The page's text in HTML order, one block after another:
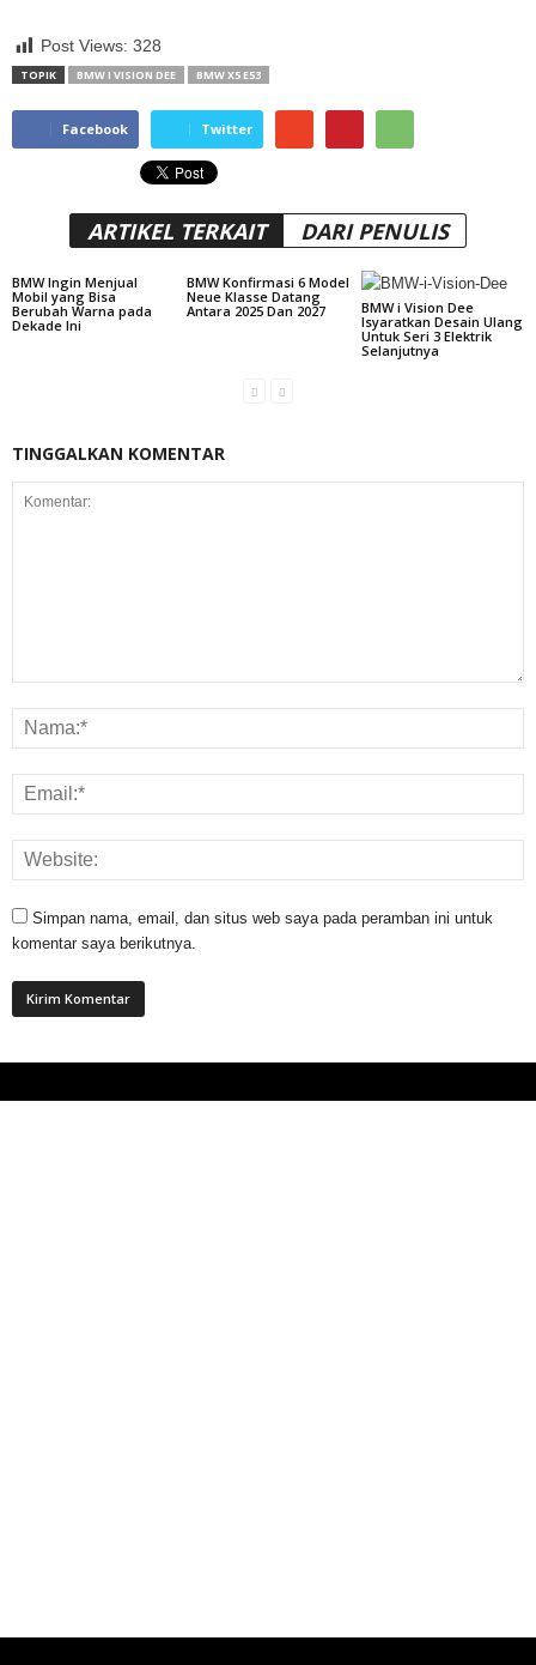
Post Views: 328
TOPIK BMW I VISION DEE BMW X5 E53
Facebook Twitter
ARTIKEL TERKAIT DARI PENULIS
BMW Ingin Menjual
Mobil yang Bisa
Berubah Warna pada
Dekade Ini
BMW Konfirmasi 6 Model
Neue Klasse Datang
Antara 2025 Dan 2027
BMW i Vision Dee
Isyaratkan Desain Ulang
Untuk Seri 3 Elektrik
Selanjutnya
TINGGALKAN KOMENTAR
Simpan nama, email, dan situs web saya pada peramban ini untuk
komentar saya berikutnya.